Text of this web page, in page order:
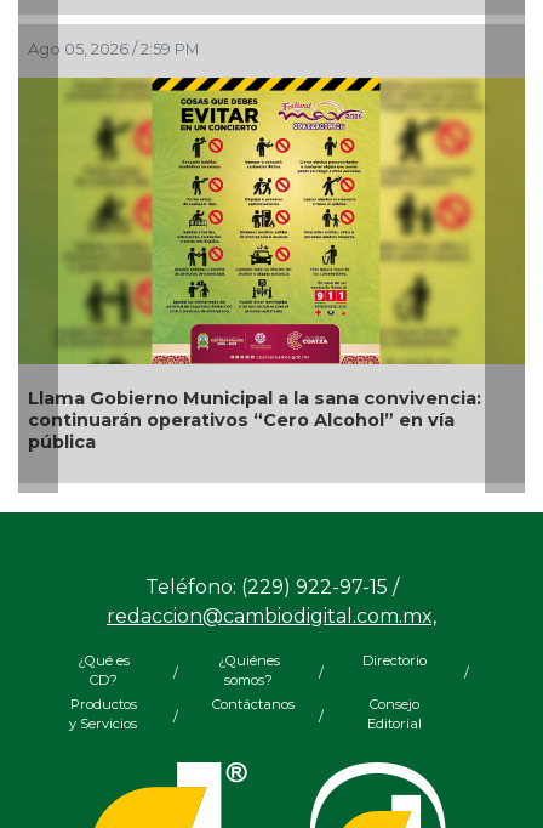
Ago 05, 2026 / 2:59 PM
Llama Gobierno Municipal a la sana convivencia:
continuarán operativos “Cero Alcohol” en vía
pública
Teléfono: (229) 922-97-15 /
redaccion@cambiodigital.com.mx,
¿Qué es
CD?
/
¿Quiénes
somos?
/
Directorio
/
Productos
y Servicios
/
Contáctanos
/
Consejo
Editorial